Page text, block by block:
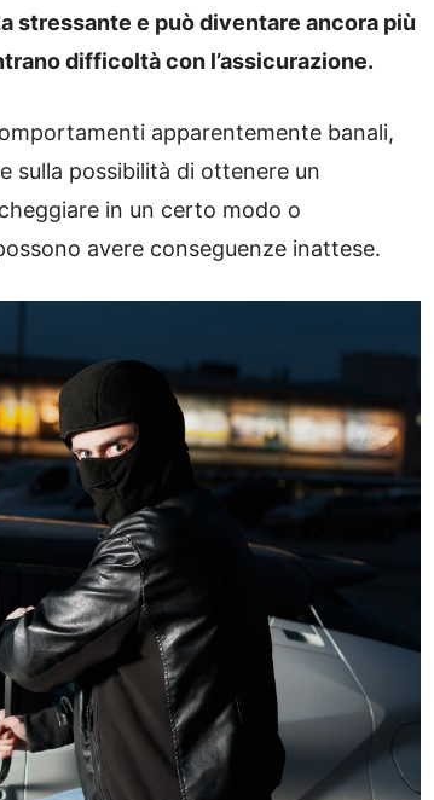
stressante e può diventare ancora più
difficoltà con l’assicurazione.
apparentemente banali,
sulla possibilità di ottenere un
in un certo modo o
avere conseguenze inattese.